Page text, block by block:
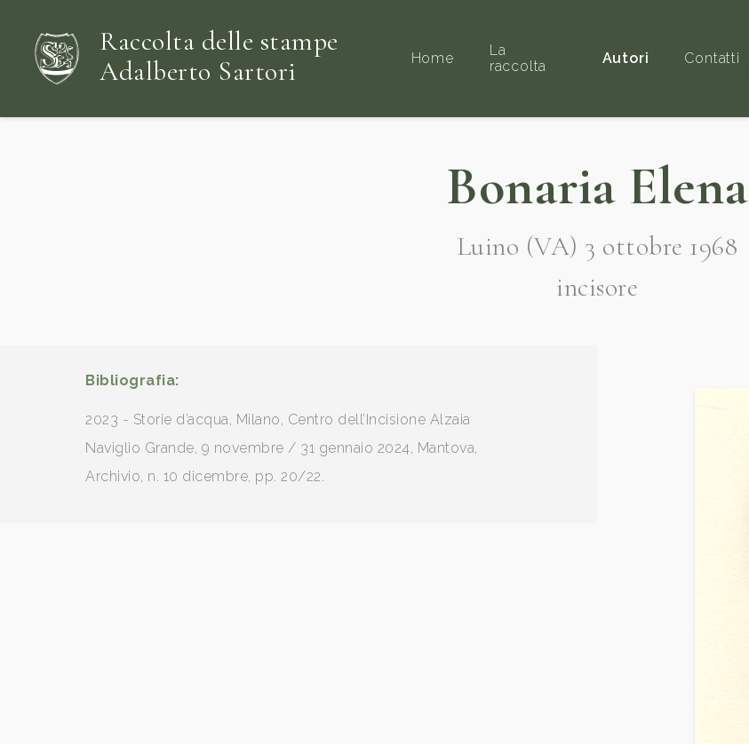
Raccolta delle stampe
Adalberto Sartori
Home
La
raccolta
Autori Contatti
Bonaria Elena
Luino (VA) 3 ottobre 1968
incisore
Bibliografia:
2023 - Storie d’acqua, Milano, Centro dell’Incisione Alzaia
Naviglio Grande, 9 novembre / 31 gennaio 2024, Mantova,
Archivio, n. 10 dicembre, pp. 20/22.